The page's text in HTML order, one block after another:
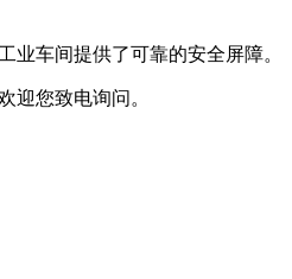
车间提供了可靠的安全屏障。
您致电询问。